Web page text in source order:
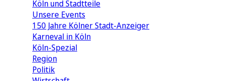
Köln und Stadtteile
Unsere Events
150 Jahre Kölner Stadt-Anzeiger
Karneval in Köln
Köln-Spezial
Region
Politik